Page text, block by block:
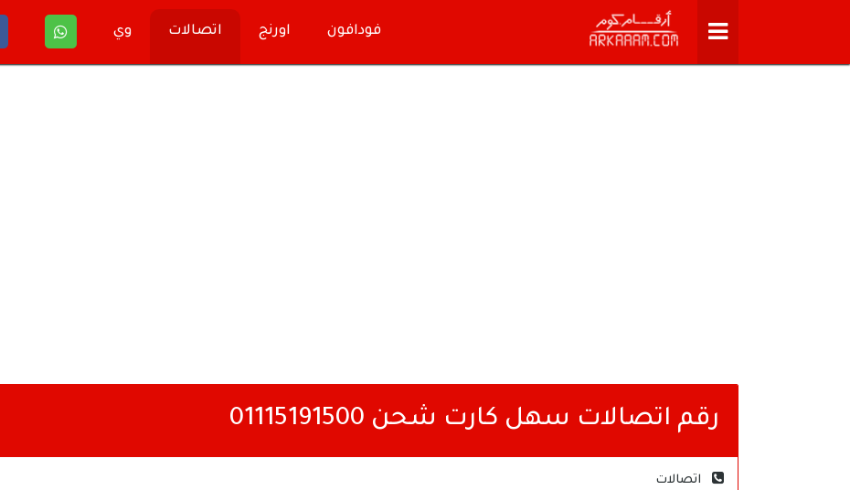
فودافون اورنج اتصالات وي
رقم اتصالات سهل كارت شحن 01115191500
اتصالات